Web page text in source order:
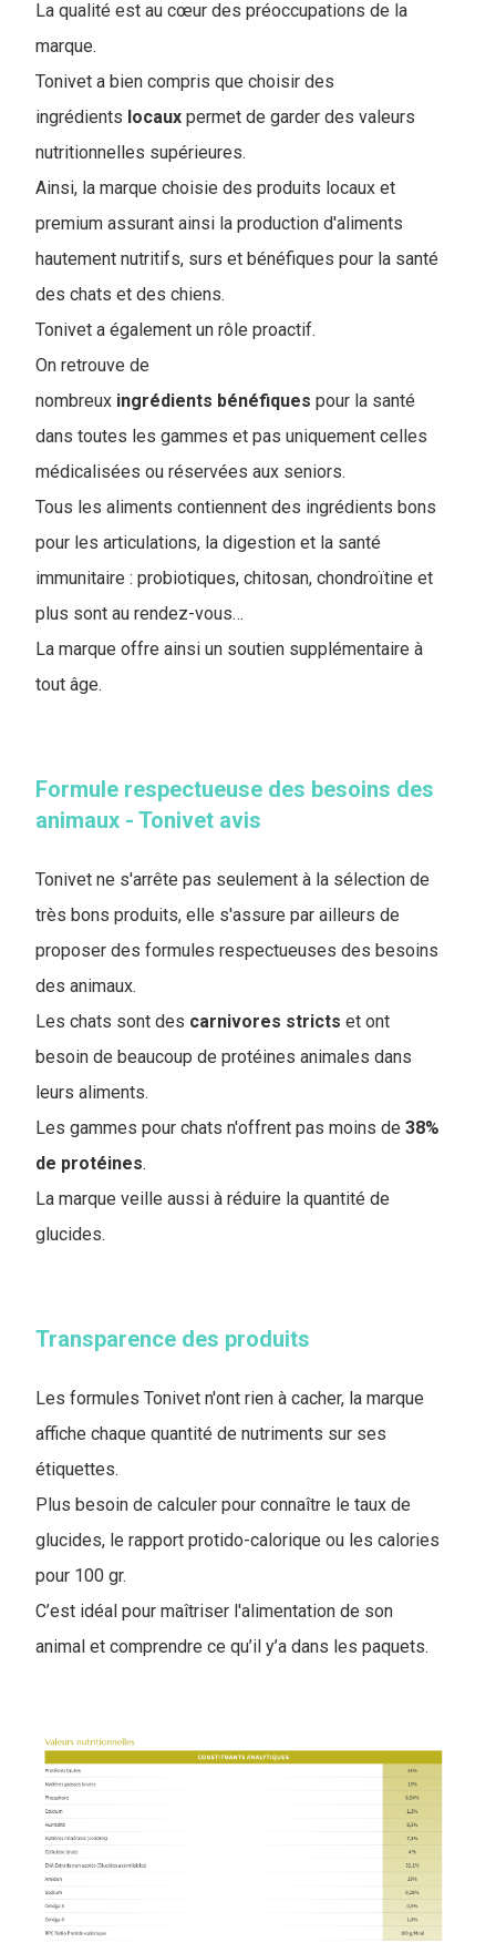
La qualité est au cœur des préoccupations de la
marque.
Tonivet a bien compris que choisir des
ingrédients locaux permet de garder des valeurs
nutritionnelles supérieures.
Ainsi, la marque choisie des produits locaux et
premium assurant ainsi la production d'aliments
hautement nutritifs, surs et bénéfiques pour la santé
des chats et des chiens.
Tonivet a également un rôle proactif.
On retrouve de
nombreux ingrédients bénéfiques pour la santé
dans toutes les gammes et pas uniquement celles
médicalisées ou réservées aux seniors.
Tous les aliments contiennent des ingrédients bons
pour les articulations, la digestion et la santé
immunitaire : probiotiques, chitosan, chondroïtine et
plus sont au rendez-vous…
La marque offre ainsi un soutien supplémentaire à
tout âge.
Formule respectueuse des besoins des
animaux - Tonivet avis
Tonivet ne s'arrête pas seulement à la sélection de
très bons produits, elle s'assure par ailleurs de
proposer des formules respectueuses des besoins
des animaux.
Les chats sont des carnivores stricts et ont
besoin de beaucoup de protéines animales dans
leurs aliments.
Les gammes pour chats n'offrent pas moins de 38%
de protéines.
La marque veille aussi à réduire la quantité de
glucides.
Transparence des produits
Les formules Tonivet n'ont rien à cacher, la marque
affiche chaque quantité de nutriments sur ses
étiquettes.
Plus besoin de calculer pour connaître le taux de
glucides, le rapport protido-calorique ou les calories
pour 100 gr.
C’est idéal pour maîtriser l'alimentation de son
animal et comprendre ce qu’il y’a dans les paquets.